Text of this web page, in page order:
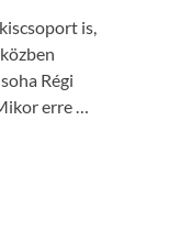
is,
Régi
erre …